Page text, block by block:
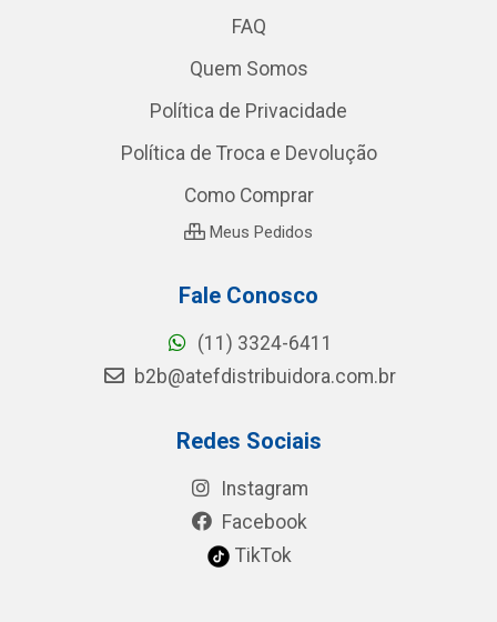
FAQ
Quem Somos
Política de Privacidade
Política de Troca e Devolução
Como Comprar
Meus Pedidos
Fale Conosco
(11) 3324-6411
b2b@atefdistribuidora.com.br
Redes Sociais
Instagram
Facebook
TikTok